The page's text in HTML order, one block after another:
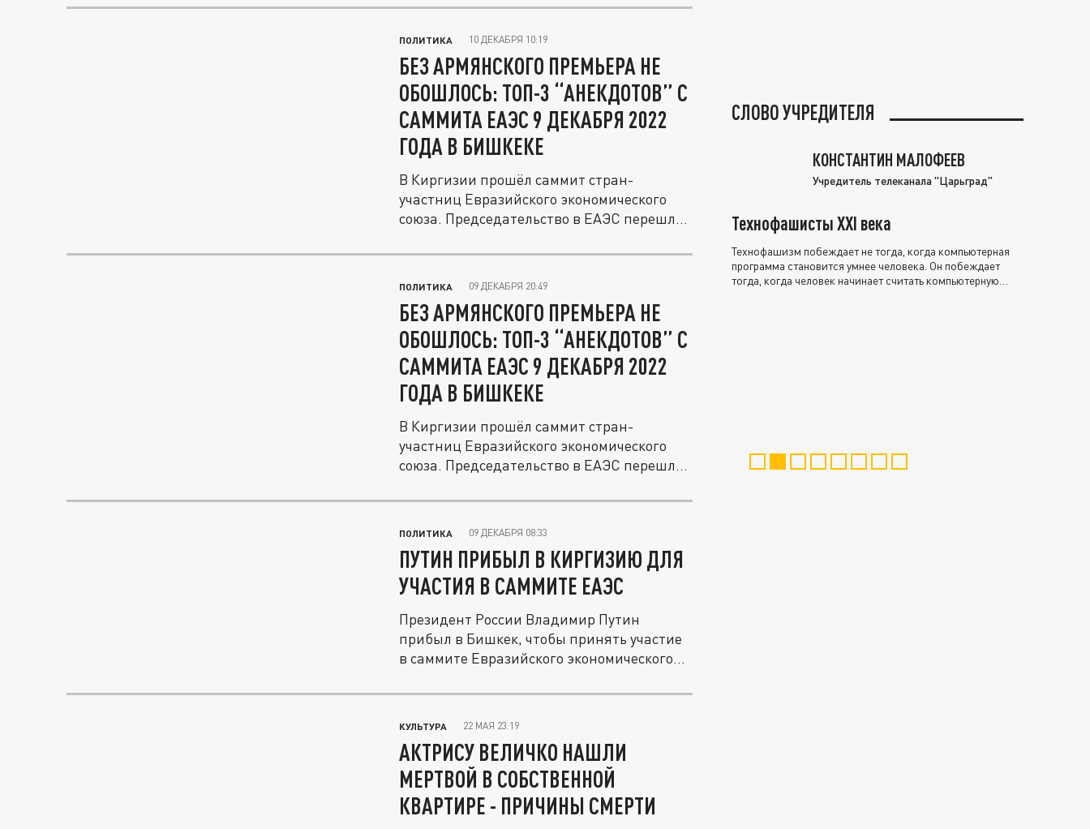
ПОЛИТИКА 10 ДЕКАБРЯ 10:19
БЕЗ АРМЯНСКОГО ПРЕМЬЕРА НЕ
ОБОШЛОСЬ: ТОП-3 “АНЕКДОТОВ” С
САММИТА ЕАЭС 9 ДЕКАБРЯ 2022
ГОДА В БИШКЕКЕ
В Киргизии прошёл саммит стран-
участниц Евразийского экономического
союза. Председательство в ЕАЭС перешло
ПОЛИТИКА 09 ДЕКАБРЯ 20:49
БЕЗ АРМЯНСКОГО ПРЕМЬЕРА НЕ
ОБОШЛОСЬ: ТОП-3 “АНЕКДОТОВ” С
САММИТА ЕАЭС 9 ДЕКАБРЯ 2022
ГОДА В БИШКЕКЕ
В Киргизии прошёл саммит стран-
участниц Евразийского экономического
союза. Председательство в ЕАЭС перешло
ПОЛИТИКА 09 ДЕКАБРЯ 08:33
ПУТИН ПРИБЫЛ В КИРГИЗИЮ ДЛЯ
УЧАСТИЯ В САММИТЕ ЕАЭС
Президент России Владимир Путин
прибыл в Бишкек, чтобы принять участие
в саммите Евразийского экономического...
КУЛЬТУРА 22 МАЯ 23:19
АКТРИСУ ВЕЛИЧКО НАШЛИ
МЕРТВОЙ В СОБСТВЕННОЙ
КВАРТИРЕ - ПРИЧИНЫ СМЕРТИ
СЛОВО УЧРЕДИТЕЛЯ
КОНСТАНТИН МАЛОФЕЕВ
Учредитель телеканала "Царьград"
Технофашисты XXI века
Технофашизм побеждает не тогда, когда компьютерная
программа становится умнее человека. Он побеждает
тогда, когда человек начинает считать компьютерную